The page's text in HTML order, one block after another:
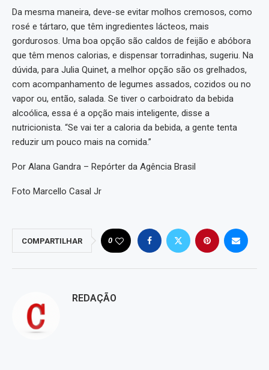
Da mesma maneira, deve-se evitar molhos cremosos, como
rosé e tártaro, que têm ingredientes lácteos, mais
gordurosos. Uma boa opção são caldos de feijão e abóbora
que têm menos calorias, e dispensar torradinhas, sugeriu. Na
dúvida, para Julia Quinet, a melhor opção são os grelhados,
com acompanhamento de legumes assados, cozidos ou no
vapor ou, então, salada. Se tiver o carboidrato da bebida
alcoólica, essa é a opção mais inteligente, disse a
nutricionista. “Se vai ter a caloria da bebida, a gente tenta
reduzir um pouco mais na comida.”
Por Alana Gandra – Repórter da Agência Brasil
Foto Marcello Casal Jr
COMPARTILHAR 0
REDAÇÃO